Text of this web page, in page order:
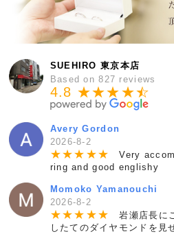
SUEHIRO 東京本店
Based on 827 reviews
4.8 ★★★★★
☆
Avery Gordon
2026-8-2
★★★ ★★
Very
ring and good englishy
Momoko Yamanouchi
2026-8-2
★★★ ★★
岩瀬店長に
したてのダイヤモンドを見